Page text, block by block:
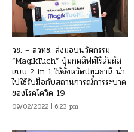
วช. – สวทช. ส่งมอบนวัตกรรม
“MagikTuch” ปุ่มกดลิฟต์ไร้สัมผัส
แบบ 2 in 1 ให้จังหวัดปทุมธานี นำ
ไปใช้รับมือกับสถานการณ์การระบาด
ของโรคโควิด-19
09/02/2022 | 6:23 pm